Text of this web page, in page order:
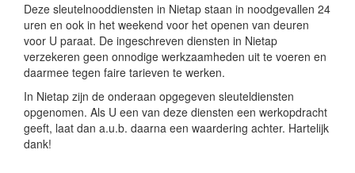
Deze sleutelnooddiensten in Nietap staan in noodgevallen 24
uren en ook in het weekend voor het openen van deuren
voor U paraat. De ingeschreven diensten in Nietap
verzekeren geen onnodige werkzaamheden uit te voeren en
daarmee tegen faire tarieven te werken.
In Nietap zijn de onderaan opgegeven sleuteldiensten
opgenomen. Als U een van deze diensten een werkopdracht
geeft, laat dan a.u.b. daarna een waardering achter. Hartelijk
dank!